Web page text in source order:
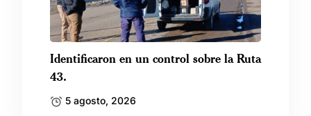
Identificaron en un control sobre la Ruta
43.
5 agosto, 2026